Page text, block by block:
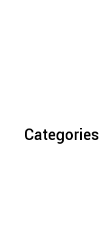
Categories